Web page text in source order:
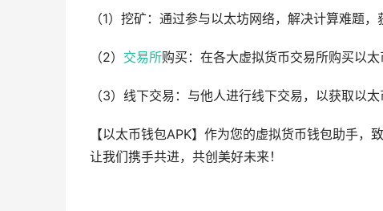
（1）挖矿：通过参与以太坊网络，解决计算难题，
（2） 交易所购买：在各大虚拟货币交易所购买以太
（3）线下交易：与他人进行线下交易，以获取以太
【以太币钱包APK】作为您的虚拟货币钱包助手，
让我们携手共进，共创美好未来！